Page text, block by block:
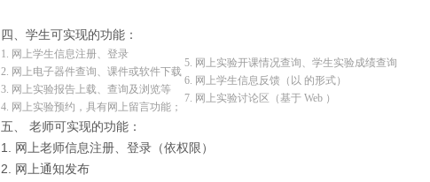
四、学生可实现的功能：
1. 网上学生信息注册、登录
2. 网上电子器件查询、课件或软件下载
3. 网上实验报告上载、查询及浏览等
4. 网上实验预约，具有网上留言功能；
5. 网上实验开课情况查询、学生实验成绩查询
6. 网上学生信息反馈（以 的形式）
7. 网上实验讨论区（基于 Web ）
五、 老师可实现的功能：
1. 网上老师信息注册、登录（依权限）
2. 网上通知发布